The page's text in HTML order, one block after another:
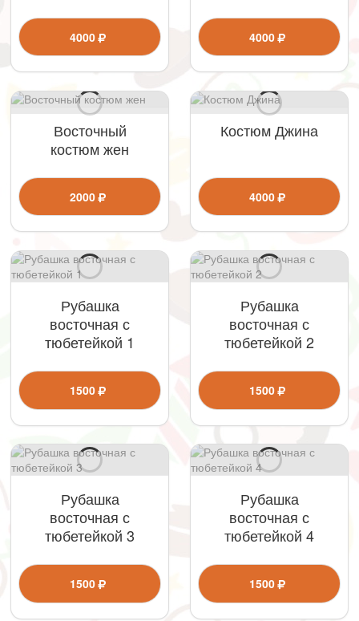
4000 4000
Восточный
костюм жен
2000
Костюм Джина
4000
Рубашка
восточная с
тюбетейкой 1
1500
Рубашка
восточная с
тюбетейкой 2
1500
Рубашка
восточная с
тюбетейкой 3
1500
Рубашка
восточная с
тюбетейкой 4
1500